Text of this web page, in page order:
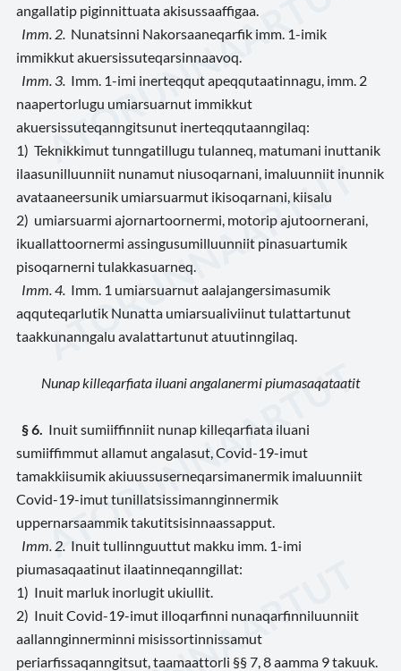
angallatip piginnittuata akisussaaffigaa.
Imm. 2. Nunatsinni Nakorsaaneqarfik imm. 1-imik
immikkut akuersissuteqarsinnaavoq.
Imm. 3. Imm. 1-imi inerteqqut apeqqutaatinnagu, imm. 2
naapertorlugu umiarsuarnut immikkut
akuersissuteqanngitsunut inerteqqutaanngilaq:
1) Teknikkimut tunngatillugu tulanneq, matumani inuttanik
ilaasunilluunniit nunamut niusoqarnani, imaluunniit inunnik
avataaneersunik umiarsuarmut ikisoqarnani, kiisalu
2) umiarsuarmi ajornartoornermi, motorip ajutoornerani,
ikuallattoornermi assingusumilluunniit pinasuartumik
pisoqarnerni tulakkasuarneq.
Imm. 4. Imm. 1 umiarsuarnut aalajangersimasumik
aqquteqarlutik Nunatta umiarsualiviinut tulattartunut
taakkunanngalu avalattartunut atuutinngilaq.
Nunap killeqarfiata iluani angalanermi piumasaqataatit
§ 6. Inuit sumiiffinniit nunap killeqarfiata iluani
sumiiffimmut allamut angalasut, Covid-19-imut
tamakkiisumik akiuussuserneqarsimanermik imaluunniit
Covid-19-imut tunillatsissimannginnermik
uppernarsaammik takutitsisinnaassapput.
Imm. 2. Inuit tullinnguuttut makku imm. 1-imi
piumasaqaatinut ilaatinneqanngillat:
1) Inuit marluk inorlugit ukiullit.
2) Inuit Covid-19-imut illoqarfinni nunaqarfinniluunniit
aallannginnerminni misissortinnissamut
periarfissaqanngitsut, taamaattorli §§ 7, 8 aamma 9 takuuk.